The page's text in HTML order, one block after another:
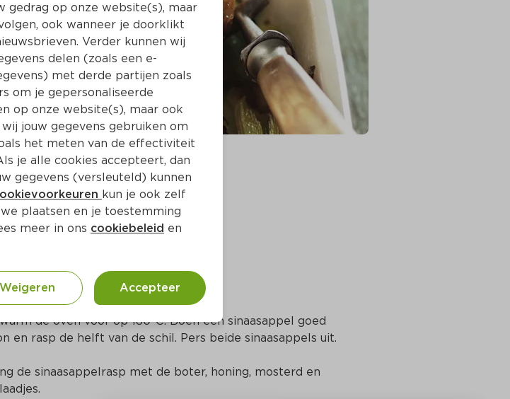
en tijm
de oven voor op 180°C. Boen een sinaasappel goed
en rasp de helft van de schil. Pers beide sinaasappels uit.
de sinaasappelrasp met de boter, honing, mosterd en
gedrag op onze website(s), maar
ook wanneer je doorklikt
Verder kunnen wij
delen (zoals een e-
met derde partijen zoals
om je gepersonaliseerde
op onze website(s), maar ook
jouw gegevens gebruiken om
het meten van de effectiviteit
je alle cookies accepteert, dan
gegevens (versleuteld) kunnen
kun je ook zelf
plaatsen en je toestemming
meer in ons cookiebeleid en
Weigeren Accepteer